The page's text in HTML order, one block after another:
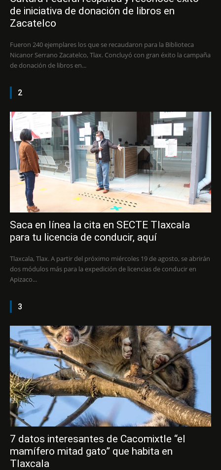
de iniciativa de donación de libros en
Zacatelco
Fueron 240 ejemplares los que se recaudaron para la Biblioteca
Nicanor Serrano Zacatelco, Tlax. Concluyó con gran éxito la campaña
de donación de libros en...
2
Saca en línea la cita en SECTE Tlaxcala
para tu licencia de conducir, aquí
Tlaxcala, Tlax. A partir del próximo miércoles 19 de agosto, se abrirán
dos módulos más para la expedición de licencias de conducir en
Apizaco...
3
7 datos interesantes de Cacomixtle “el
mamífero mitad gato” que habita en
Tlaxcala